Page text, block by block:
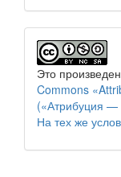
Это
Commons
(«Атрибуция —
На тех же